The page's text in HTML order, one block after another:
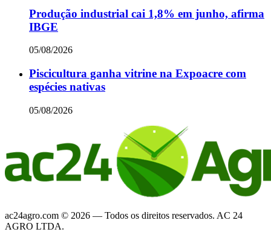
Produção industrial cai 1,8% em junho, afirma
IBGE
05/08/2026
Piscicultura ganha vitrine na Expoacre com
espécies nativas
05/08/2026
ac24agro.com © 2026 — Todos os direitos reservados. AC 24
AGRO LTDA.